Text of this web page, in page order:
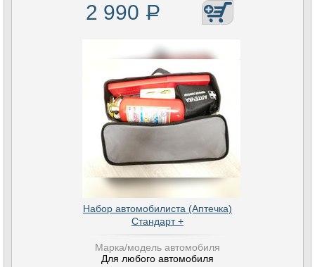
2 990 Р
Набор автомобилиста (Аптечка)
Стандарт +
Марка/модель автомобиля
Для любого автомобиля